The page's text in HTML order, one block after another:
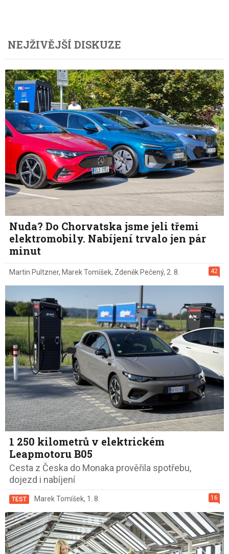
NEJŽIVĚJŠÍ DISKUZE
Nuda? Do Chorvatska jsme jeli třemi
elektromobily. Nabíjení trvalo jen pár
minut
42
Martin Pultzner, Marek Tomíšek, Zdeněk Pečený, 2. 8.
1 250 kilometrů v elektrickém
Leapmotoru B05
Cesta z Česka do Monaka prověřila spotřebu,
dojezd i nabíjení
16
TEST Marek Tomíšek, 1. 8.